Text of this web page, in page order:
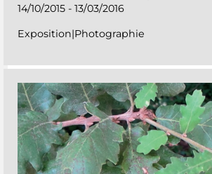
14/10/2015 - 13/03/2016
Exposition|Photographie